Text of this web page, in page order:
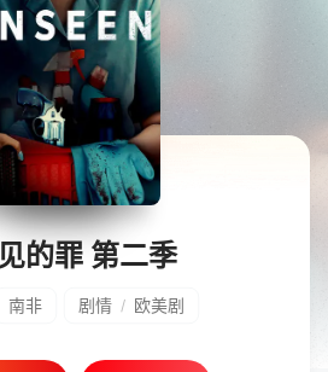
观看影片的记录
的罪 第二季
南非 剧情 / 欧美剧